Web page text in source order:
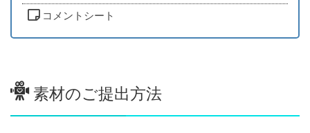
コメントシート
素材のご提出方法